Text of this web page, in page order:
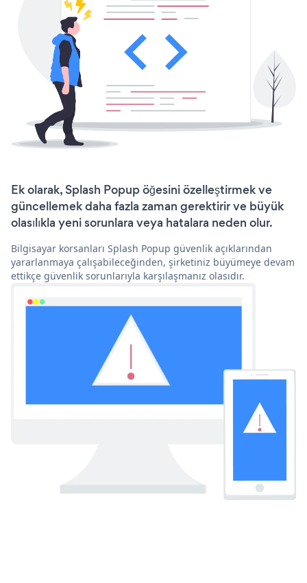
Ek olarak, Splash Popup öğesini özelleştirmek ve
güncellemek daha fazla zaman gerektirir ve büyük
olasılıkla yeni sorunlara veya hatalara neden olur.
Bilgisayar korsanları Splash Popup güvenlik açıklarından
yararlanmaya çalışabileceğinden, şirketiniz büyümeye devam
ettikçe güvenlik sorunlarıyla karşılaşmanız olasıdır.